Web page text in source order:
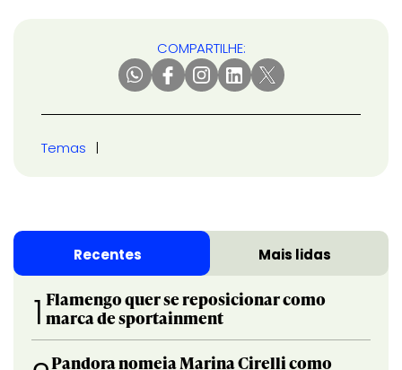
COMPARTILHE:
Temas
Recentes Mais lidas
1 Flamengo quer se reposicionar como
marca de sportainment
Pandora nomeia Marina Cirelli como